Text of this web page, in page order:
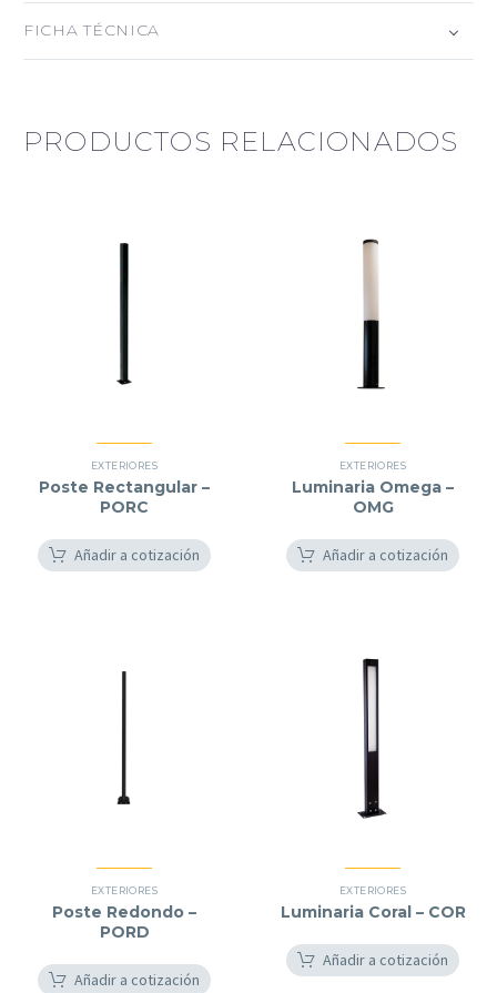
FICHA TÉCNICA
PRODUCTOS RELACIONADOS
EXTERIORES
Poste Rectangular –
PORC
Añadir a cotización
EXTERIORES
Luminaria Omega –
OMG
Añadir a cotización
EXTERIORES
Poste Redondo –
PORD
Añadir a cotización
EXTERIORES
Luminaria Coral – COR
Añadir a cotización